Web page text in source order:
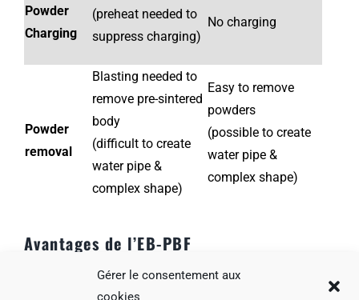
Gérer le consentement aux
cookies
Powder
Charging
(preheat needed to
suppress charging)
No charging
Powder
removal
Blasting needed to
remove pre-sintered
body
(difficult to create
water pipe &
complex shape)
Easy to remove
powders
(possible to create
water pipe &
complex shape)
Avantages de l’EB-PBF
Le procédé EB-PBF (Electron Beam Powder Bed